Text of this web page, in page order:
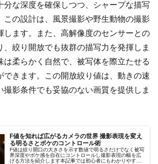
分な深度を確保しつつ、シャープな描写
この設計は、風景撮影や野生動物の撮影
します。また、高解像度のセンサーとの
、絞り開放でも抜群の描写力を発揮しま
は柔らかく自然で、被写体を際立たせる
できます。この開放絞り値は、動きの速
撮影条件でも妥協のない画質を提供しま
F値を知れば広がるカメラの世界 撮影表現を変え
る明るさとボケのコントロール術
F値は絞り開口の大きさを示す数値で明るさだけでなく被写
界深度やボケ感を自在にコントロールし撮影表現の幅を広
げる方法を紹介します本記事では初心者にもわかりやすい